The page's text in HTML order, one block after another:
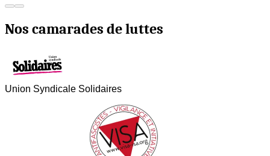
Nos camarades de luttes
Union Syndicale Solidaires